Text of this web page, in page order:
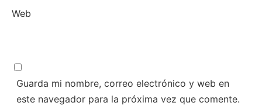
Web
Guarda mi nombre, correo electrónico y web en
este navegador para la próxima vez que comente.